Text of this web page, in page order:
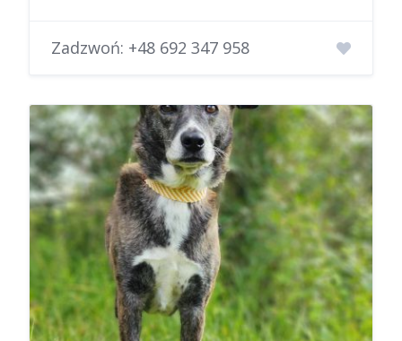
Zadzwoń: +48 692 347 958